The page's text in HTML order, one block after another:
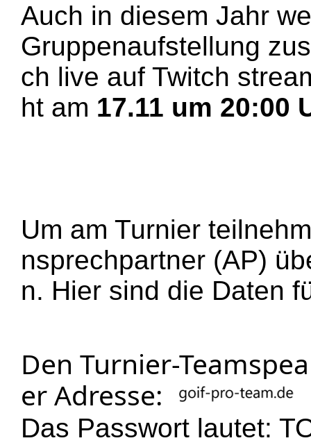
Auch in diesem Jahr
Gruppenaufstellung
ch live auf Twitch
ht am 17.11 um 20:00
Um am Turnier
nsprechpartner (AP)
n. Hier sind die Daten
Den Turnier-
er Adresse:
Das Passwort lautet: